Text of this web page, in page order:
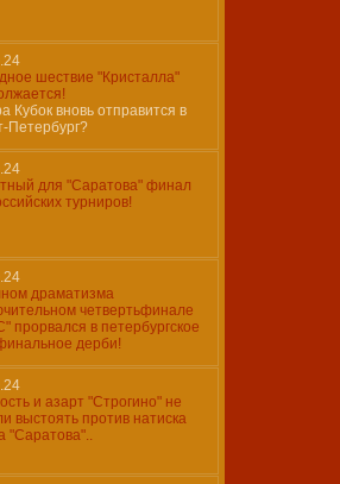
шествие "Кристалла"
Кубок вновь отправится в
Петербург?
для "Саратова" финал
турниров!
драматизма
четвертьфинале
прорвался в петербургское
дерби!
и азарт "Строгино" не
выстоять против натиска
"Саратова"..